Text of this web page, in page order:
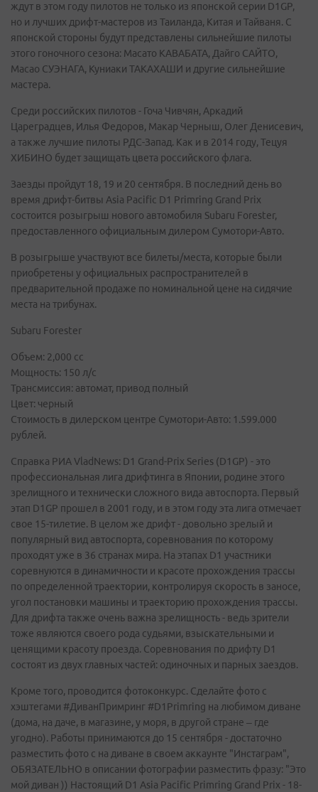
ждут в этом году пилотов не только из японской серии D1GP,
но и лучших дрифт-мастеров из Таиланда, Китая и Тайваня. С
японской стороны будут представлены сильнейшие пилоты
этого гоночного сезона: Масато КАВАБАТА, Дайго САЙТО,
Масао СУЭНАГА, Куниаки ТАКАХАШИ и другие сильнейшие
мастера.
Среди российских пилотов - Гоча Чивчян, Аркадий
Цареградцев, Илья Федоров, Макар Черныш, Олег Денисевич,
а также лучшие пилоты РДС-Запад. Как и в 2014 году, Тецуя
ХИБИНО будет защищать цвета российского флага.
Заезды пройдут 18, 19 и 20 сентября. В последний день во
время дрифт-битвы Asia Pacific D1 Primring Grand Prix
состоится розыгрыш нового автомобиля Subaru Forester,
предоставленного официальным дилером Сумотори-Авто.
В розыгрыше участвуют все билеты/места, которые были
приобретены у официальных распространителей в
предварительной продаже по номинальной цене на сидячие
места на трибунах.
Subaru Forester
Объем: 2,000 сс
Мощность: 150 л/с
Трансмиссия: автомат, привод полный
Цвет: черный
Стоимость в дилерском центре Сумотори-Авто: 1.599.000
рублей.
Справка РИА VladNews: D1 Grand-Prix Series (D1GP) - это
профессиональная лига дрифтинга в Японии, родине этого
зрелищного и технически сложного вида автоспорта. Первый
этап D1GP прошел в 2001 году, и в этом году эта лига отмечает
свое 15-тилетие. В целом же дрифт - довольно зрелый и
популярный вид автоспорта, соревнования по которому
проходят уже в 36 странах мира. На этапах D1 участники
соревнуются в динамичности и красоте прохождения трассы
по определенной траектории, контролируя скорость в заносе,
угол постановки машины и траекторию прохождения трассы.
Для дрифта также очень важна зрелищность - ведь зрители
тоже являются своего рода судьями, взыскательными и
ценящими красоту проезда. Соревнования по дрифту D1
состоят из двух главных частей: одиночных и парных заездов.
Кроме того, проводится фотоконкурс. Сделайте фото с
хэштегами #ДиванПримринг #D1Primring на любимом диване
(дома, на даче, в магазине, у моря, в другой стране – где
угодно). Работы принимаются до 15 сентября - достаточно
разместить фото с на диване в своем аккаунте "Инстаграм",
ОБЯЗАТЕЛЬНО в описании фотографии разместить фразу: "Это
мой диван )) Настоящий D1 Asia Pacific Primring Grand Prix - 18-